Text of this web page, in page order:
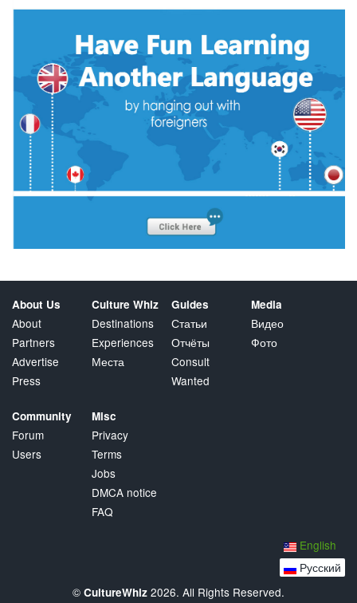
About Us
About
Partners
Advertise
Press
Culture Whiz
Destinations
Experiences
Места
Guides
Статьи
Отчёты
Consult
Wanted
Media
Видео
Фото
Community
Forum
Users
Misc
Privacy
Terms
Jobs
DMCA notice
FAQ
English
Русский
© CultureWhiz 2026. All Rights Reserved.